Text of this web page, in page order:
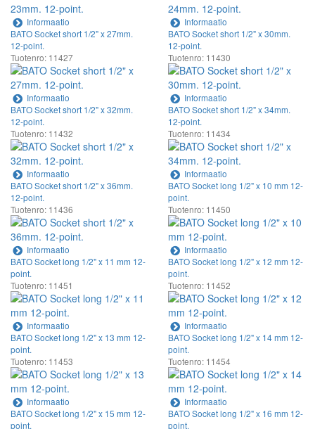
Informaatio
Informaatio
BATO Socket short 1/2" x 27mm.
12-point.
Tuotenro: 11427
Informaatio
BATO Socket short 1/2" x 30mm.
12-point.
Tuotenro: 11430
Informaatio
BATO Socket short 1/2" x 32mm.
12-point.
Tuotenro: 11432
Informaatio
BATO Socket short 1/2" x 34mm.
12-point.
Tuotenro: 11434
Informaatio
BATO Socket short 1/2" x 36mm.
12-point.
Tuotenro: 11436
Informaatio
BATO Socket long 1/2" x 10 mm 12-
point.
Tuotenro: 11450
Informaatio
BATO Socket long 1/2" x 11 mm 12-
point.
Tuotenro: 11451
Informaatio
BATO Socket long 1/2" x 12 mm 12-
point.
Tuotenro: 11452
Informaatio
BATO Socket long 1/2" x 13 mm 12-
point.
Tuotenro: 11453
Informaatio
BATO Socket long 1/2" x 14 mm 12-
point.
Tuotenro: 11454
Informaatio
BATO Socket long 1/2" x 15 mm 12-
point.
BATO Socket long 1/2" x 16 mm 12-
point.